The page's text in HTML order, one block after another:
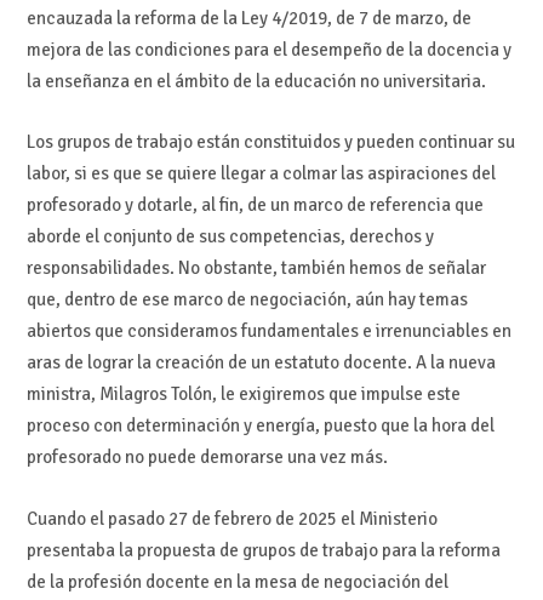
encauzada la reforma de la Ley 4/2019, de 7 de marzo, de
mejora de las condiciones para el desempeño de la docencia y
la enseñanza en el ámbito de la educación no universitaria.
Los grupos de trabajo están constituidos y pueden continuar su
labor, si es que se quiere llegar a colmar las aspiraciones del
profesorado y dotarle, al fin, de un marco de referencia que
aborde el conjunto de sus competencias, derechos y
responsabilidades. No obstante, también hemos de señalar
que, dentro de ese marco de negociación, aún hay temas
abiertos que consideramos fundamentales e irrenunciables en
aras de lograr la creación de un estatuto docente. A la nueva
ministra, Milagros Tolón, le exigiremos que impulse este
proceso con determinación y energía, puesto que la hora del
profesorado no puede demorarse una vez más.
Cuando el pasado 27 de febrero de 2025 el Ministerio
presentaba la propuesta de grupos de trabajo para la reforma
de la profesión docente en la mesa de negociación del